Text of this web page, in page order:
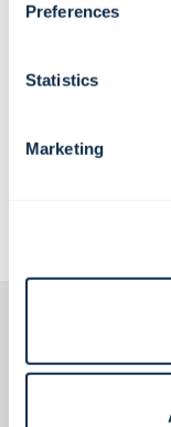
Preferences
Statistics
Marketing